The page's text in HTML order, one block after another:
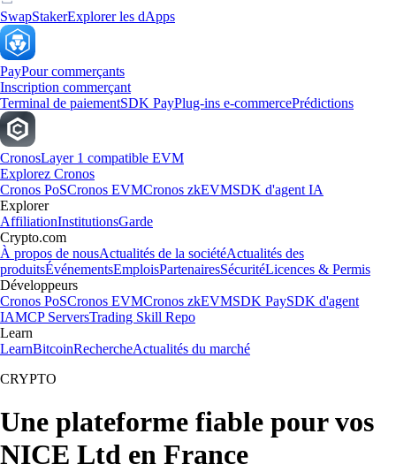
SwapStakerExplorer les dApps
PayPour commerçants
Inscription commerçant
Terminal de paiementSDK PayPlug-ins e-commercePrédictions
CronosLayer 1 compatible EVM
Explorez Cronos
Cronos PoSCronos EVMCronos zkEVMSDK d'agent IA
Explorer
AffiliationInstitutionsGarde
Crypto.com
À propos de nousActualités de la sociétéActualités des
produitsÉvénementsEmploisPartenairesSécuritéLicences & Permis
Développeurs
Cronos PoSCronos EVMCronos zkEVMSDK PaySDK d'agent
IAMCP ServersTrading Skill Repo
Learn
LearnBitcoinRechercheActualités du marché
CRYPTO
Une plateforme fiable pour vos
NICE Ltd en France